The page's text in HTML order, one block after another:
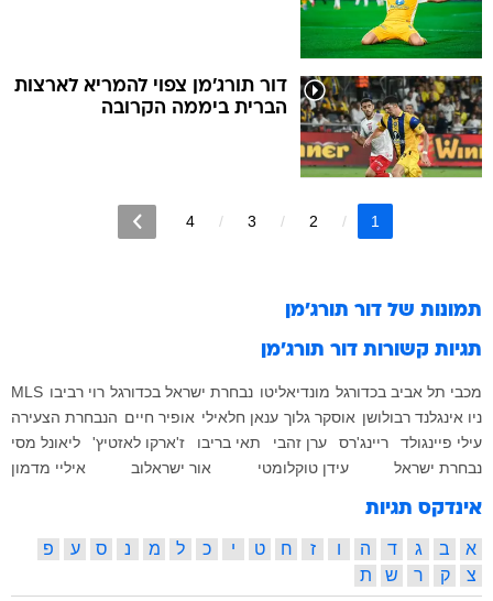
דור תורג'מן צפוי להמריא לארצות
הברית ביממה הקרובה
1
2
3
4
תמונות של דור תורג'מן
תגיות קשורות דור תורג'מן
מכבי תל אביב בכדורגל מונדיאליטו נבחרת ישראל בכדורגל רוי רביבו MLS
ניו אינגלנד רבולושן אוסקר גלוך ענאן חלאילי אופיר חיים הנבחרת הצעירה
עילי פיינגולד
ריינג'רס ערן זהבי תאי בריבו ז'ארקו לאזטיץ'
ליאונל מסי
נבחרת ישראל
עידן טוקלומטי אור ישראלוב איליי מדמון
אינדקס תגיות
א ב ג ד ה ו ז ח ט י כ ל מ נ ס ע
פ
צ
ק ר ש ת